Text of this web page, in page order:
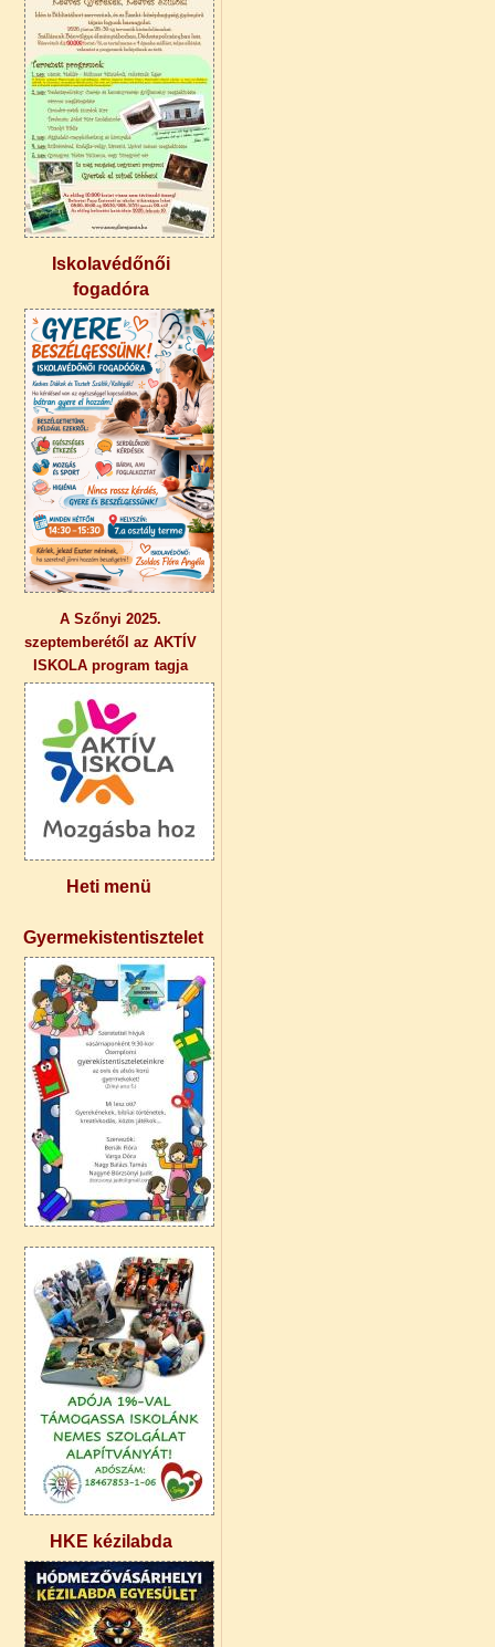
Iskolavédőnői
fogadóra
A Szőnyi 2025.
szeptemberétől az AKTÍV
ISKOLA program tagja
Heti menü
Gyermekistentisztelet
HKE kézilabda